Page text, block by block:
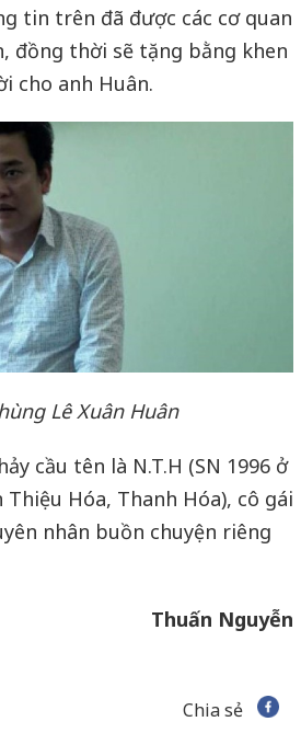
tin trên đã được các cơ quan
đồng thời sẽ tặng bằng khen
cho anh Huân.
Lê Xuân Huân
cầu tên là N.T.H (SN 1996 ở
Thiệu Hóa, Thanh Hóa), cô gái
nhân buồn chuyện riêng
Thuấn Nguyễn
Chia sẻ